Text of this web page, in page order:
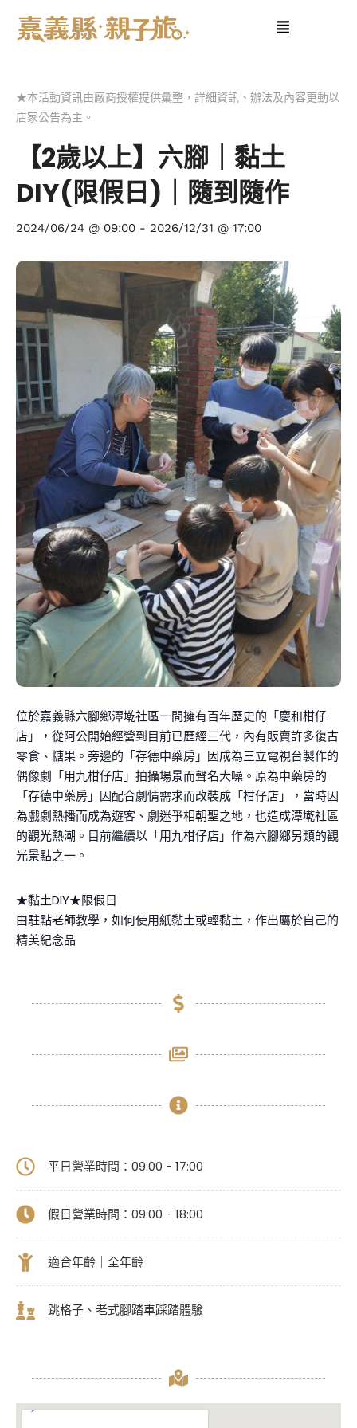
★本活動資訊由廠商授權提供彙整，詳細資訊、辦法及內容更動以
店家公告為主。
【2歲以上】六腳｜黏土
DIY(限假日)｜隨到隨作
2024/06/24 @ 09:00 - 2026/12/31 @ 17:00
位於嘉義縣六腳鄉潭墘社區一間擁有百年歷史的「慶和柑仔
店」，從阿公開始經營到目前已歷經三代，內有販賣許多復古
零食、糖果。旁邊的「存德中藥房」因成為三立電視台製作的
偶像劇「用九柑仔店」拍攝場景而聲名大噪。原為中藥房的
「存德中藥房」因配合劇情需求而改裝成「柑仔店」，當時因
為戲劇熱播而成為遊客、劇迷爭相朝聖之地，也造成潭墘社區
的觀光熱潮。目前繼續以「用九柑仔店」作為六腳鄉另類的觀
光景點之一。
★黏土DIY★限假日
由駐點老師教學，如何使用紙黏土或輕黏土，作出屬於自己的
精美紀念品
平日營業時間：09:00 - 17:00
假日營業時間：09:00 - 18:00
適合年齡｜全年齡
跳格子、老式腳踏車踩踏體驗